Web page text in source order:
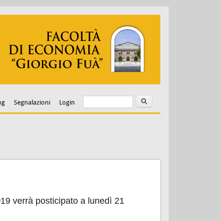
Segnalazioni Login Form di ricerca
Cerca
verrà posticipato a lunedì 21